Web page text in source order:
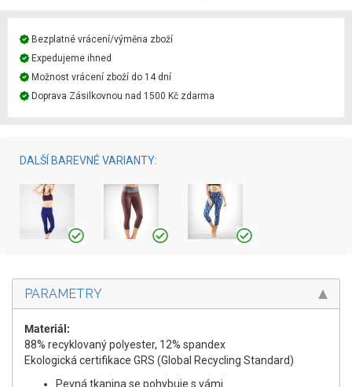
Bezplatné vrácení/výměna zboží
Expedujeme ihned
Možnost vrácení zboží do 14 dní
Doprava Zásilkovnou nad 1500 Kč zdarma
DALŠÍ BAREVNÉ VARIANTY:
PARAMETRY
Materiál:
88% recyklovaný polyester, 12% spandex
Ekologická certifikace GRS (Global Recycling Standard)
Pevná tkanina se pohybuje s vámi